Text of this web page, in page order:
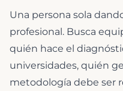
Una persona sola
profesional. Busca
quién hace el
universidades, quién
metodología debe ser